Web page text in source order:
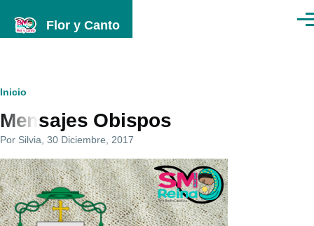
Flor y Canto
Ruta
de
navegación
Inicio
Mensajes Obispos
Por Silvia , 30 Diciembre, 2017
Imagenes
programa